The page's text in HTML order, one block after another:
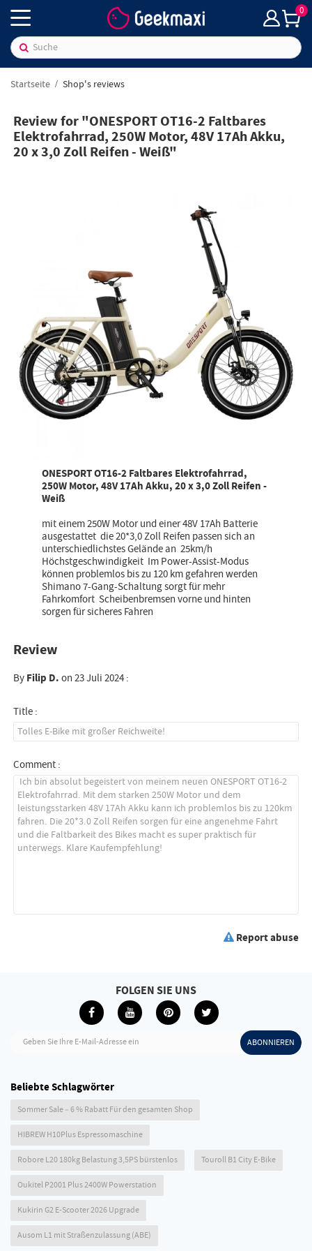
0
Startseite Shop's reviews
Review for "ONESPORT OT16-2 Faltbares
Elektrofahrrad, 250W Motor, 48V 17Ah Akku,
20 x 3,0 Zoll Reifen - Weiß"
ONESPORT OT16-2 Faltbares Elektrofahrrad,
250W Motor, 48V 17Ah Akku, 20 x 3,0 Zoll Reifen -
Weiß
mit einem 250W Motor und einer 48V 17Ah Batterie
ausgestattet die 20*3,0 Zoll Reifen passen sich an
unterschiedlichstes Gelände an 25km/h
Höchstgeschwindigkeit Im Power-Assist-Modus
können problemlos bis zu 120 km gefahren werden
Shimano 7-Gang-Schaltung sorgt für mehr
Fahrkomfort Scheibenbremsen vorne und hinten
sorgen für sicheres Fahren
Review
ByFilip D.on 23 Juli 2024 :
Title :
Comment :
Report abuse
Geben Sie Ihre E-Mail-Adresse ein ABONNIEREN
FOLGEN SIE UNS
Beliebte Schlagwörter
Sommer Sale – 6 % Rabatt Für den gesamten Shop
HIBREW H10Plus Espressomaschine
Robore L20 180kg Belastung 3,5PS bürstenlos Touroll B1 City E-Bike
Oukitel P2001 Plus 2400W Powerstation
Kukirin G2 E-Scooter 2026 Upgrade
Ausom L1 mit Straßenzulassung (ABE)